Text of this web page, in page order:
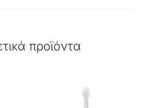
προϊόντα